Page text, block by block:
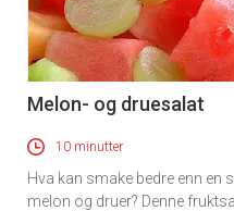
Melon- og druesalat
10 minutter
Hva kan smake bedre enn en
melon og druer? Denne